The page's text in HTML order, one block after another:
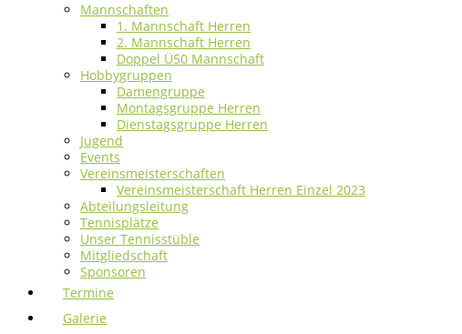
Mannschaften
1. Mannschaft Herren
2. Mannschaft Herren
Doppel Ü50 Mannschaft
Hobbygruppen
Damengruppe
Montagsgruppe Herren
Dienstagsgruppe Herren
Jugend
Events
Vereinsmeisterschaften
Vereinsmeisterschaft Herren Einzel 2023
Abteilungsleitung
Tennisplätze
Unser Tennisstüble
Mitgliedschaft
Sponsoren
Termine
Galerie